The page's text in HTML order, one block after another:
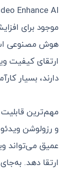
موجود برای
هوش مصنوعی
ارتقای کیفیت
دارند، بسیار
مهم‌ترین
و رزولوشن
ارتقا دهد.